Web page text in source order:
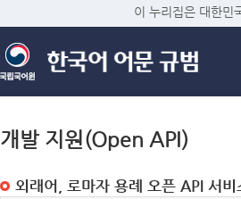
이 누리집은 대한민
개발 지원(Open API)
외래어, 로마자 용례 오픈 API 서비